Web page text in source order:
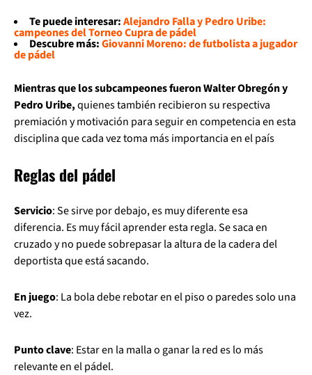
Te puede interesar:Alejandro Falla y Pedro Uribe:
campeones del Torneo Cupra de pádel
Descubre más:Giovanni Moreno: de futbolista a jugador
de pádel
Mientras que los subcampeones fueron Walter Obregón y
Pedro Uribe,quienes también recibieron su respectiva
premiación y motivación para seguir en competencia en esta
disciplina que cada vez toma más importancia en el país
Reglas del pádel
Servicio: Se sirve por debajo, es muy diferente esa
diferencia. Es muy fácil aprender esta regla. Se saca en
cruzado y no puede sobrepasar la altura de la cadera del
deportista que está sacando.
En juego: La bola debe rebotar en el piso o paredes solo una
vez.
Punto clave: Estar en la malla o ganar la red es lo más
relevante en el pádel.